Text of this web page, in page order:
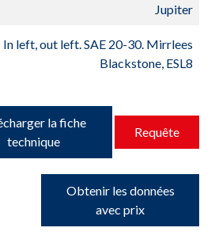
Jupiter
In left, out left. SAE 20-30. Mirrlees
Blackstone, ESL8
la fiche
technique
Requête
Obtenir les données
avec prix